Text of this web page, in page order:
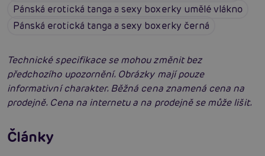
Pánská erotická tanga a sexy boxerky umělé vlákno
Pánská erotická tanga a sexy boxerky černá
Technické specifikace se mohou změnit bez
předchozího upozornění. Obrázky mají pouze
informativní charakter. Běžná cena znamená cena na
prodejně. Cena na internetu a na prodejně se může lišit.
Články
neodolatelně sexy
Číst více
Erotická inteligence: Příručka Sexiomů